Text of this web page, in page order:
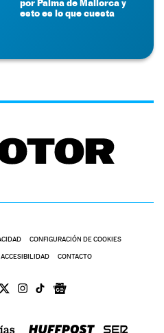
por Palma de Mallorca y
esto es lo que cuesta
CONFIGURACIÓN DE COOKIES
ACCESIBILIDAD CONTACTO